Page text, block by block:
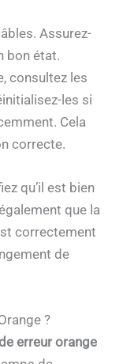
Assurez-
bon état.
consultez les
les si
Cela
correcte.
qu’il est bien
que la
correctement
de
?
erreur orange